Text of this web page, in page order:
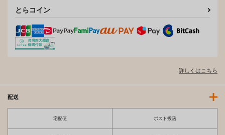
とらコイン
詳しくはこちら
配送
宅配便 ポスト投函